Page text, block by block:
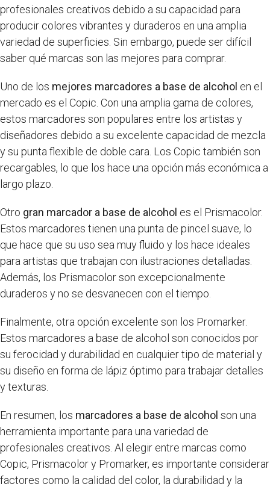
profesionales creativos debido a su capacidad para
producir colores vibrantes y duraderos en una amplia
variedad de superficies. Sin embargo, puede ser difícil
saber qué marcas son las mejores para comprar.
Uno de los mejores marcadores a base de alcohol en el
mercado es el Copic. Con una amplia gama de colores,
estos marcadores son populares entre los artistas y
diseñadores debido a su excelente capacidad de mezcla
y su punta flexible de doble cara. Los Copic también son
recargables, lo que los hace una opción más económica a
largo plazo.
Otro gran marcador a base de alcohol es el Prismacolor.
Estos marcadores tienen una punta de pincel suave, lo
que hace que su uso sea muy fluido y los hace ideales
para artistas que trabajan con ilustraciones detalladas.
Además, los Prismacolor son excepcionalmente
duraderos y no se desvanecen con el tiempo.
Finalmente, otra opción excelente son los Promarker.
Estos marcadores a base de alcohol son conocidos por
su ferocidad y durabilidad en cualquier tipo de material y
su diseño en forma de lápiz óptimo para trabajar detalles
y texturas.
En resumen, los marcadores a base de alcohol son una
herramienta importante para una variedad de
profesionales creativos. Al elegir entre marcas como
Copic, Prismacolor y Promarker, es importante considerar
factores como la calidad del color, la durabilidad y la